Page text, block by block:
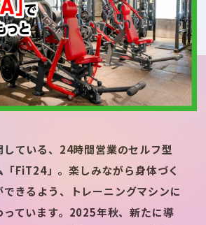
ている、24時間営業のセルフ型
「FiT24」。楽しみながら身体づく
できるよう、トレーニングマシンに
っています。2025年秋、新たに導